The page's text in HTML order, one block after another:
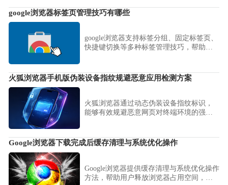
告。
google浏览器标签页管理技巧有哪些
google浏览器支持标签分组、固定标签页、
快捷键切换等多种标签管理技巧，帮助用
火狐浏览器手机版伪装设备指纹规避恶意应用检测方案
火狐浏览器通过动态伪装设备指纹标识，
能够有效规避恶意网页对终端环境的强制
自由访问各类受限站点，获取纯净的浏览
Google浏览器下载完成后缓存清理与系统优化操作
Google浏览器提供缓存清理与系统优化操作
方法，帮助用户释放浏览器占用空间，加